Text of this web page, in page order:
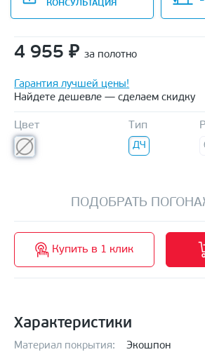
КОНСУЛЬТАЦИЯ
4 955 ₽ за полотно
Гарантия лучшей цены!
Найдете дешевле — сделаем скидку
Цвет Тип
ДЧ
ПОДОБРАТЬ
Купить в 1 клик
Характеристики
Материал покрытия: Экошпон